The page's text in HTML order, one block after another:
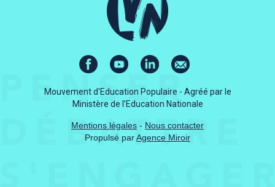
Mouvement d'Education Populaire - Agréé par le
Ministère de l’Education Nationale
Mentions légales - Nous contacter
Propulsé parAgence Miroir